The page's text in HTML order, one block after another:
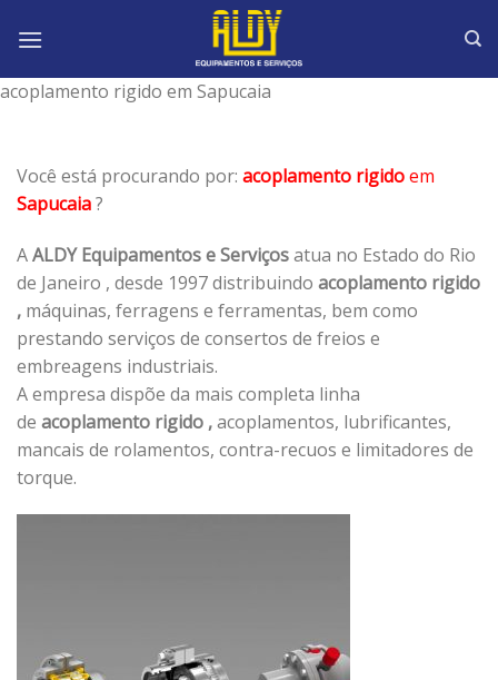
acoplamento rigido em Sapucaia
Você está procurando por: acoplamento rigidoem
Sapucaia?
AALDY Equipamentos e Serviçosatua no Estado do Rio
de Janeiro , desde 1997 distribuindo acoplamento rigido
, máquinas, ferragens e ferramentas, bem como
prestando serviços de consertos de freios e
embreagens industriais.
A empresa dispõe da mais completa linha
de acoplamento rigido ,acoplamentos, lubrificantes,
mancais de rolamentos, contra-recuos e limitadores de
torque.